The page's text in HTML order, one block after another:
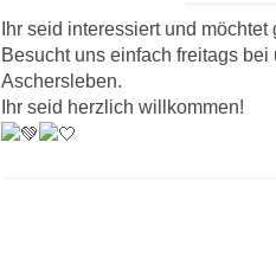
Ihr seid interessiert und
Besucht uns einfach freitags
Aschersleben.
Ihr seid herzlich willkommen!